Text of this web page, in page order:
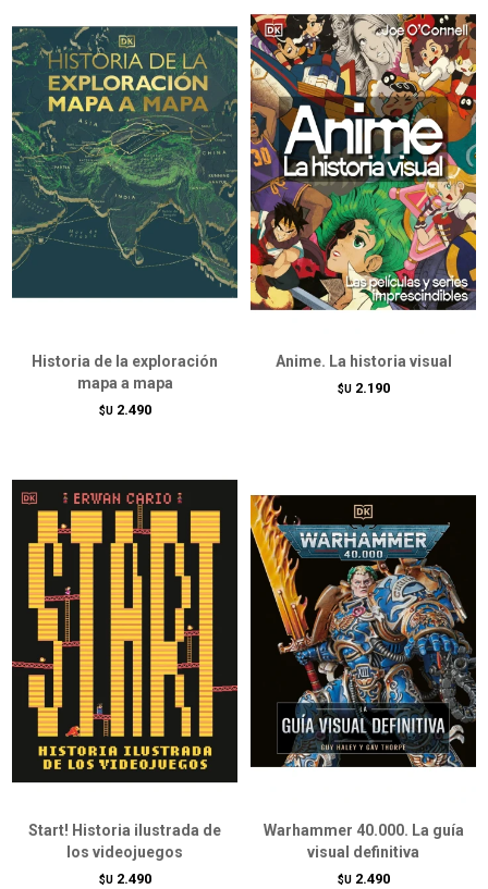
Historia de la exploración
mapa a mapa
$U 2.490
Anime. La historia visual
$U 2.190
Start! Historia ilustrada de
los videojuegos
$U 2.490
Warhammer 40.000. La guía
visual definitiva
$U 2.490